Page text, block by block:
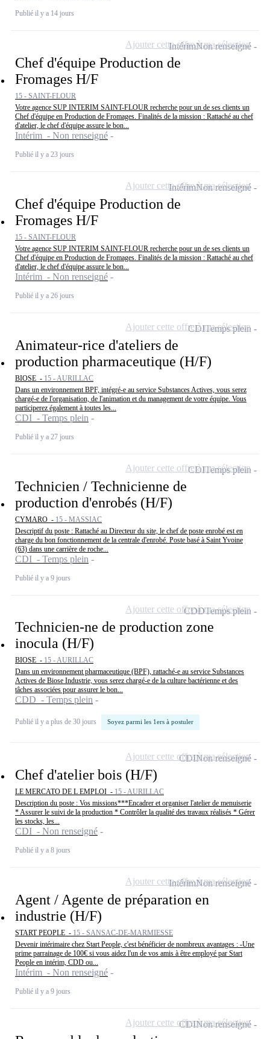
Publié il y a 14 jours
Chef d'équipe Production de
Fromages H/F
15 - SAINT-FLOUR
Votre agence SUP INTERIM SAINT-FLOUR recherche pour un de ses clients un
Chef d'équipe en Production de Fromages. Finalités de la mission : Rattaché au chef
d'atelier, le chef d'équipe assure le bon...
Intérim - Non renseigné
Publié il y a 23 jours
IntérimNon renseigné
Ajouter cette offre à ma sélection
Chef d'équipe Production de
Fromages H/F
15 - SAINT-FLOUR
Votre agence SUP INTERIM SAINT-FLOUR recherche pour un de ses clients un
Chef d'équipe en Production de Fromages. Finalités de la mission : Rattaché au chef
d'atelier, le chef d'équipe assure le bon...
Intérim - Non renseigné
Publié il y a 26 jours
IntérimNon renseigné
Ajouter cette offre à ma sélection
Animateur-rice d'ateliers de
production pharmaceutique (H/F)
BIOSE - 15 - AURILLAC
Dans un environnement BPF, intégré-e au service Substances Actives, vous serez
chargé-e de l'organisation, de l'animation et du management de votre équipe. Vous
participerez également à toutes les...
CDI - Temps plein
Publié il y a 27 jours
CDITemps plein
Ajouter cette offre à ma sélection
Technicien / Technicienne de
production d'enrobés (H/F)
CYMARO - 15 - MASSIAC
Descriptif du poste : Rattaché au Directeur du site, le chef de poste enrobé est en
charge du bon fonctionnement de la centrale d'enrobé. Poste basé à Saint Yvoine
(63) dans une carrière de roche...
CDI - Temps plein
Publié il y a 9 jours
CDITemps plein
Ajouter cette offre à ma sélection
Technicien-ne de production zone
inocula (H/F)
BIOSE - 15 - AURILLAC
Dans un environnement pharmaceutique (BPF), rattaché-e au service Substances
Actives de Biose Industrie, vous serez chargé-e de la culture bactérienne et des
tâches associées pour assurer le bon...
CDD - Temps plein
Publié il y a plus de 30 jours Soyez parmi les 1ers à postuler
CDDTemps plein
Ajouter cette offre à ma sélection
Chef d'atelier bois (H/F)
LE MERCATO DE L EMPLOI - 15 - AURILLAC
Description du poste : Vos missions***Encadrer et organiser l'atelier de menuiserie
* Assurer le suivi de la production * Contrôler la qualité des travaux réalisés * Gérer
les stocks, les...
CDI - Non renseigné
Publié il y a 8 jours
CDINon renseigné
Ajouter cette offre à ma sélection
Agent / Agente de préparation en
industrie (H/F)
START PEOPLE - 15 - SANSAC-DE-MARMIESSE
Devenir intérimaire chez Start People, c'est bénéficier de nombreux avantages : -Une
prime parrainage de 100€ si vous aidez l'un de vos amis à être employé par Start
People en intérim, CDD ou...
Intérim - Non renseigné
Publié il y a 9 jours
IntérimNon renseigné
Ajouter cette offre à ma sélection
CDINon renseigné
Ajouter cette offre à ma sélection